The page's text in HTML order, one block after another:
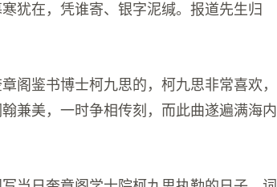
犹在，凭谁寄、银字泥缄。报道先生归
阁鉴书博士柯九思的，柯九思非常喜欢，
兼美，一时争相传刻，而此曲遂遍满海内